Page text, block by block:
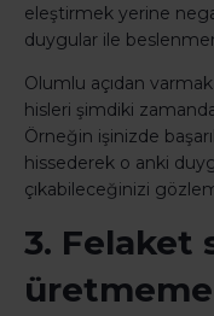
eleştirmek yerine
duygular ile
Olumlu açıdan
hisleri şimdiki zamanda
Örneğin işinizde
hissederek o anki
çıkabileceğinizi
3. Felaket